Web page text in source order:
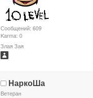
Сообщений: 609
Karma: 0
Злая Зая
НаркоШа
Ветеран